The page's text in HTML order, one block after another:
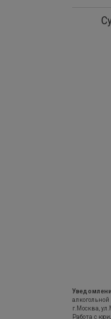
г.Москва,
Работа с